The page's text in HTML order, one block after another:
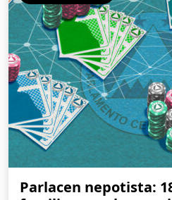
Parlacen nepotista: